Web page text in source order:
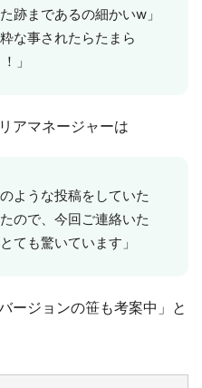
跡まであるの細かいw」
な事されたらたまら
」
アマネージャーは
ような投稿をしていた
ので、今回ご連絡いた
ても驚いています」
ージョンの笹も考案中」と